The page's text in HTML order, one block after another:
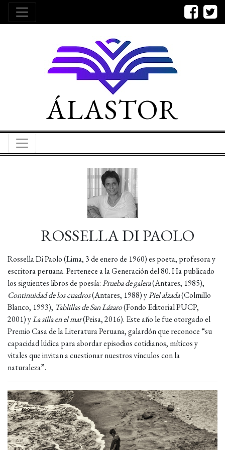
ÁLASTOR
ROSSELLA DI PAOLO
Rossella Di Paolo (Lima, 3 de enero de 1960) es poeta, profesora y
escritora peruana. Pertenece a la Generación del 80. Ha publicado
los siguientes libros de poesía:Prueba de galera(Antares, 1985),
Continuidad de los cuadros(Antares, 1988) yPiel alzada(Colmillo
Blanco, 1993), Tablillas de San Lázaro(Fondo Editorial PUCP,
2001) yLa silla en el mar(Peisa, 2016). Este año le fue otorgado el
Premio Casa de la Literatura Peruana, galardón que reconoce “su
capacidad lúdica para abordar episodios cotidianos, míticos y
vitales que invitan a cuestionar nuestros vínculos con la
naturaleza”.